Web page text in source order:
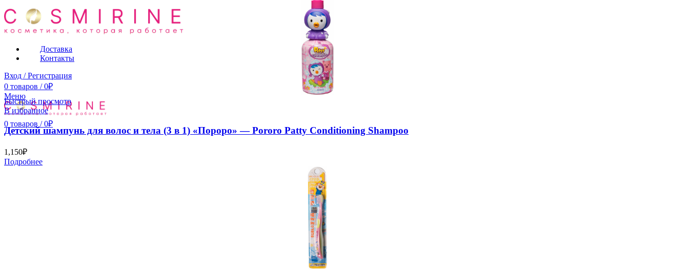
Доставка
Контакты
Вход / Регистрация
0 товаров / 0₽
Меню
0 товаров / 0₽
Быстрый просмотр
В избранное
Детский шампунь для волос и тела (3 в 1) «Пороро» — Pororo Patty Conditioning Shampoo
1,150₽
Подробнее